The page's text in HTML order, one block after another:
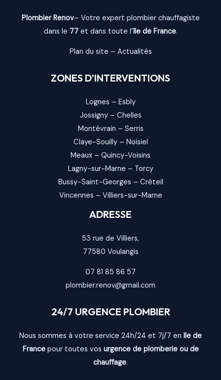
Plombier Renov– Votre expert plombier chauffagiste
dans le 77et dans toute l’île de France.
Plan du site – Actualités
ZONES D’INTERVENTIONS
Lognes – Esbly
Jossigny– Chelles
Montévrain – Serris
Claye-Souilly– Noisiel
Meaux – Quincy-Voisins
Lagny-sur-Marne – Torcy
Bussy-Saint-Georges – Créteil
Vincennes – Villiers-sur-Marne
ADRESSE
53 rue de Villiers,
77580 Voulangis
07 81 85 86 57
plombier.renov@gmail.com
24/7 URGENCE PLOMBIER
Nous sommes à votre service 24h/24 et 7j/7 en Ile de
Francepour toutes vos urgence de plomberie ou de
chauffage.